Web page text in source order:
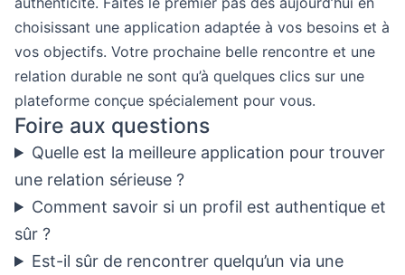
choisissant une application adaptée à vos besoins et à
vos objectifs. Votre prochaine belle rencontre et une
relation durable ne sont qu’à quelques clics sur une
plateforme conçue spécialement pour vous.
Foire aux questions
Quelle est la meilleure application pour trouver
une relation sérieuse ?
Comment savoir si un profil est authentique et
sûr ?
Est-il sûr de rencontrer quelqu’un via une